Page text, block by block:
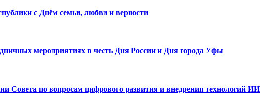
с Днём семьи, любви и верности
мероприятиях в честь Дня России и Дня города Уфы
Совета по вопросам цифрового развития и внедрения технологий ИИ